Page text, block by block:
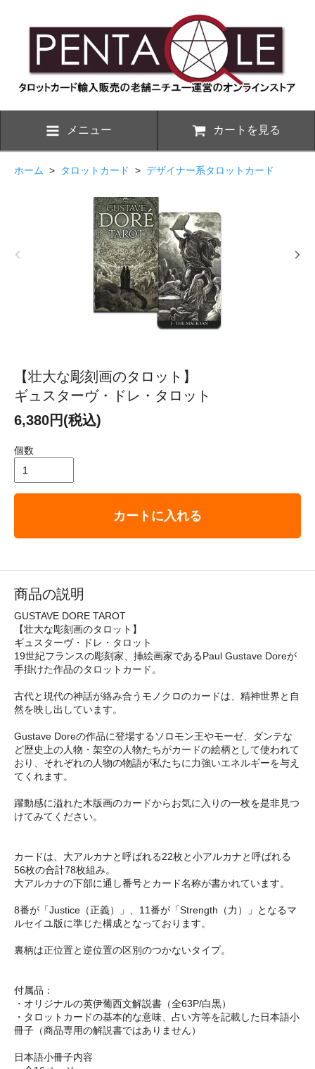
メニュー カートを見る
ホーム > タロットカード > デザイナー系タロットカード
【壮大な彫刻画のタロット】
ギュスターヴ・ドレ・タロット
6,380円(税込)
個数
カートに入れる
商品の説明
GUSTAVE DORE TAROT
【壮大な彫刻画のタロット】
ギュスターヴ・ドレ・タロット
19世紀フランスの彫刻家、挿絵画家であるPaul Gustave Doreが
手掛けた作品のタロットカード。
古代と現代の神話が絡み合うモノクロのカードは、精神世界と自
然を映し出しています。
Gustave Doreの作品に登場するソロモン王やモーゼ、ダンテな
ど歴史上の人物・架空の人物たちがカードの絵柄として使われて
おり、それぞれの人物の物語が私たちに力強いエネルギーを与え
てくれます。
躍動感に溢れた木版画のカードからお気に入りの一枚を是非見つ
けてみてください。
カードは、大アルカナと呼ばれる22枚と小アルカナと呼ばれる
56枚の合計78枚組み。
大アルカナの下部に通し番号とカード名称が書かれています。
8番が「Justice（正義）」、11番が「Strength（力）」となるマ
ルセイユ版に準じた構成となっております。
裏柄は正位置と逆位置の区別のつかないタイプ。
付属品：
・オリジナルの英伊葡西文解説書（全63P/白黒）
・タロットカードの基本的な意味、占い方等を記載した日本語小
冊子（商品専用の解説書ではありません）
日本語小冊子内容